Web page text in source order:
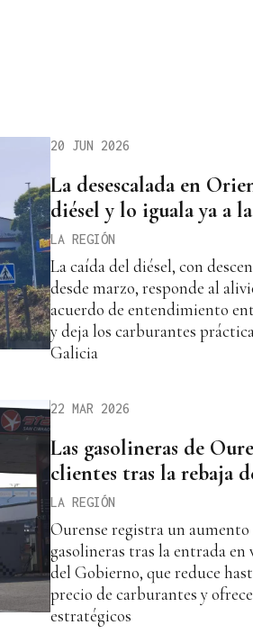
20 JUN 2026
La desescalada en
diésel y lo iguala ya a
LA REGIÓN
La caída del diésel, con
desde marzo, responde al
acuerdo de entendimiento
y deja los carburantes
Galicia
22 MAR 2026
Las gasolineras de
clientes tras la rebaja
LA REGIÓN
Ourense registra un aumento
gasolineras tras la entrada
del Gobierno, que reduce
precio de carburantes y
estratégicos